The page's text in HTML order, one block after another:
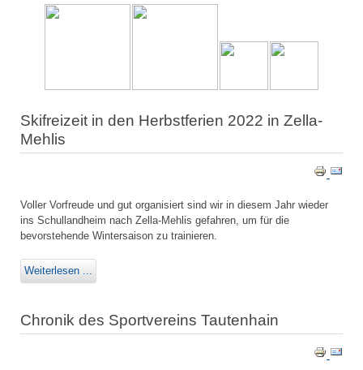
Skifreizeit in den Herbstferien 2022 in Zella-
Mehlis
Voller Vorfreude und gut organisiert sind wir in diesem Jahr wieder
ins Schullandheim nach Zella-Mehlis gefahren, um für die
bevorstehende Wintersaison zu trainieren.
Weiterlesen ...
Chronik des Sportvereins Tautenhain